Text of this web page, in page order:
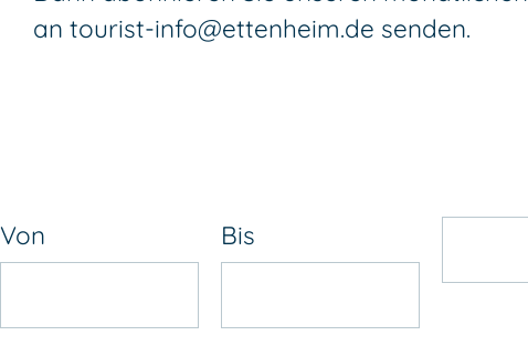
an tourist-info@ettenheim.de senden.
Von Bis